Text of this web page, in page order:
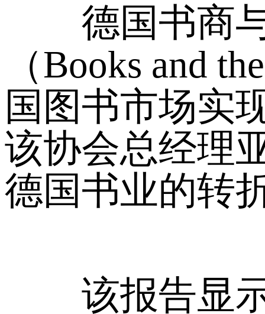
德国书商
（Books and
国图书市场实
该协会总经理
德国书业的转
该报告显示